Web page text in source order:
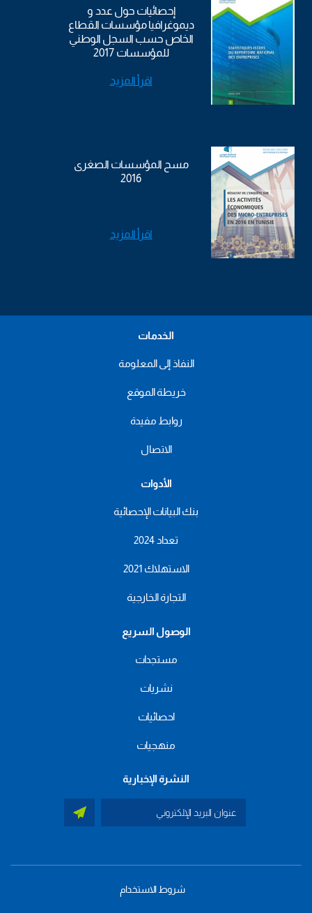
إحصائيات حول عدد و
ديموغرافيا مؤسسات القطاع
الخاص حسب السجل الوطني
للمؤسسات 2017
اقرأ المزيد
مسح المؤسسات الصغرى
2016
اقرأ المزيد
الخدمات
النفاذ إلى المعلومة
خريطة الموقع
روابط مفيدة
الاتصال
الأدوات
بنك البيانات الإحصائية
تعداد 2024
الاستهلاك 2021
التجارة الخارجية
الوصول السريع
مستجدات
نشريات
احصائيات
منهجيات
النشرة الإخبارية
شروط الاستخدام